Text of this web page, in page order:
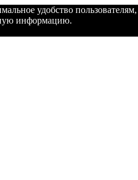
удобство
информацию.